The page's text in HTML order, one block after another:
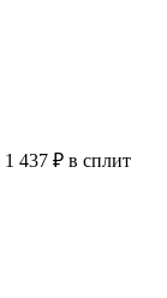
1 437 ₽ в сплит